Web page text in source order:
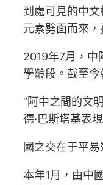
到處可見的中
元素劈面而來
2019年7月，中
學齡段。截至
“阿中之間的文
德·巴斯塔基表現
國之交在于平
本年1月，由中